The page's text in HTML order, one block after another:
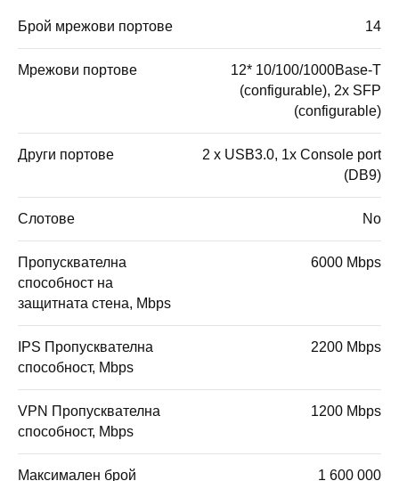
Брой мрежови портове 14
Мрежови портове
12* 10/100/1000Base-T
(configurable), 2x SFP
(configurable)
Други портове
2 x USB3.0, 1x Console port
(DB9)
Слотове No
Пропусквателна
способност на
защитната стена, Mbps
6000 Mbps
IPS Пропусквателна
способност, Mbps
2200 Mbps
VPN Пропусквателна
способност, Mbps
1200 Mbps
Максимален брой 1 600 000